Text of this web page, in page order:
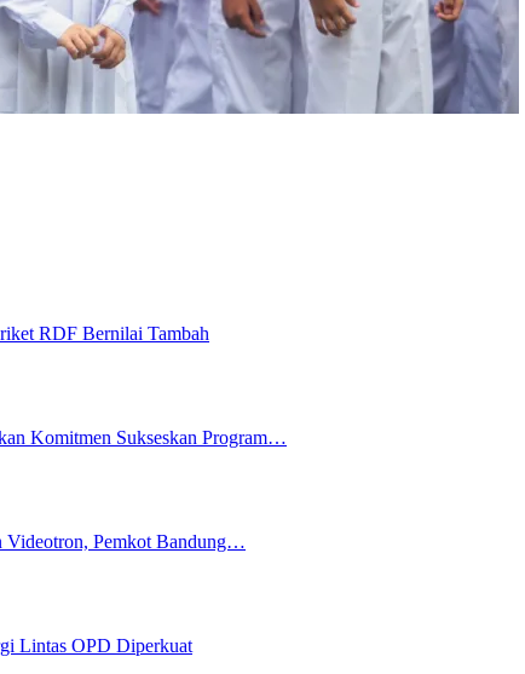
RDF Bernilai Tambah
Komitmen Sukseskan Program…
Videotron, Pemkot Bandung…
Lintas OPD Diperkuat